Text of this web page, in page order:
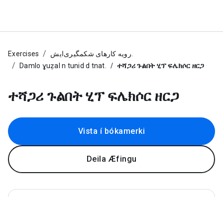
Exercises
Damlo ɣuẓal n tunid d tnat.
ተሻጋሪ ጉልበት ሂፕ ፍሌክሶር ዘርጋ
ተሻጋሪ ጉልበት ሂፕ ፍሌክሶር ዘርጋ
Vista í bókamerki
Deila Æfingu